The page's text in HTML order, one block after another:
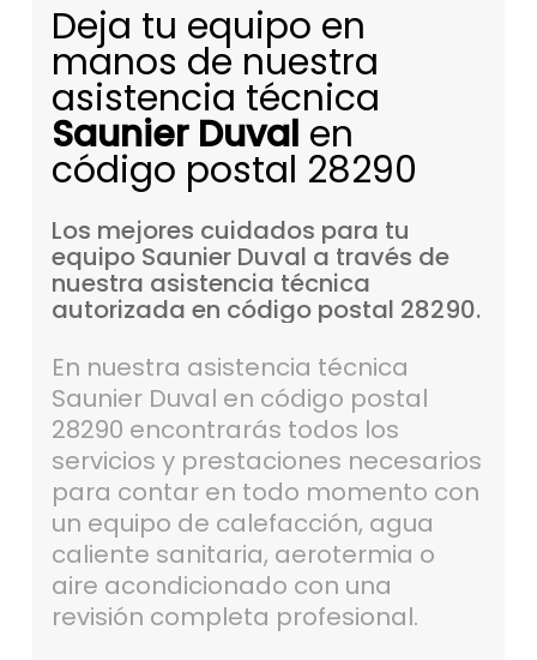
Deja tu equipo en
manos de nuestra
asistencia técnica
Saunier Duval en
código postal 28290
Los mejores cuidados para tu
equipo Saunier Duval a través de
nuestra asistencia técnica
autorizada en código postal 28290.
En nuestra asistencia técnica
Saunier Duval en código postal
28290 encontrarás todos los
servicios y prestaciones necesarios
para contar en todo momento con
un equipo de calefacción, agua
caliente sanitaria, aerotermia o
aire acondicionado con una
revisión completa profesional.